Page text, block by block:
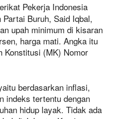
Pekerja Indonesia
Buruh, Said Iqbal,
upah minimum di kisaran
harga mati. Angka itu
Konstitusi (MK) Nomor
berdasarkan inflasi,
indeks tertentu dengan
hidup layak. Tidak ada